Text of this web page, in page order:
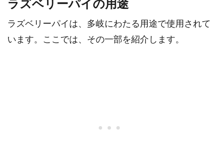
ラズベリーパイの用途
ラズベリーパイは、多岐にわたる用途で使用されて
います。ここでは、その一部を紹介します。